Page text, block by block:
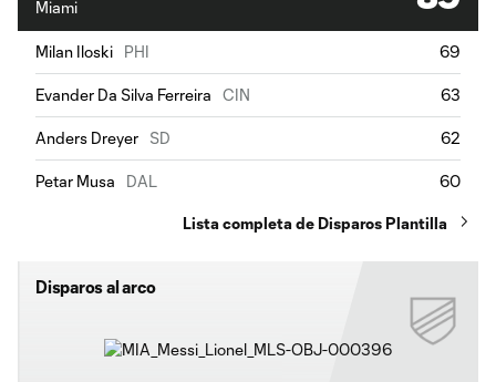
Miami
Milan Iloski PHI 69
Evander Da Silva Ferreira CIN 63
Anders Dreyer SD 62
Petar Musa DAL 60
Lista completa de Disparos Plantilla
Disparos al arco